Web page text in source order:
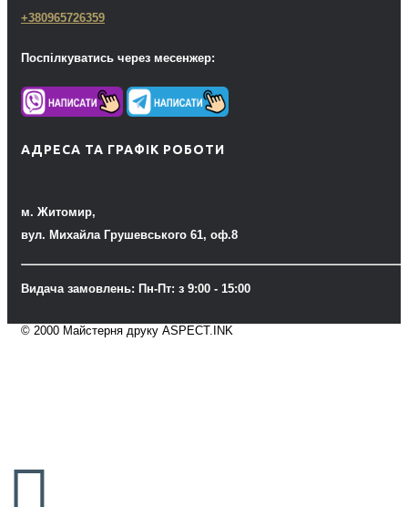
+380965726359
Поспілкуватись через месенжер:
АДРЕСА ТА ГРАФІК РОБОТИ
м. Житомир,
вул. Михайла Грушевського 61, оф.8
Видача замовлень: Пн-Пт: з 9:00 - 15:00
© 2000 Майстерня друку ASPECT.INK